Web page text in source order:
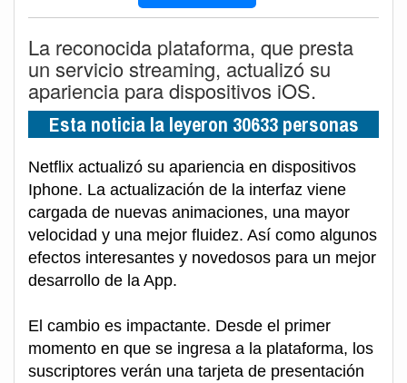
La reconocida plataforma, que presta
un servicio streaming, actualizó su
apariencia para dispositivos iOS.
Esta noticia la leyeron 30633 personas
Netflix actualizó su apariencia en dispositivos
Iphone. La actualización de la interfaz viene
cargada de nuevas animaciones, una mayor
velocidad y una mejor fluidez. Así como algunos
efectos interesantes y novedosos para un mejor
desarrollo de la App.
El cambio es impactante. Desde el primer
momento en que se ingresa a la plataforma, los
suscriptores verán una tarjeta de presentación